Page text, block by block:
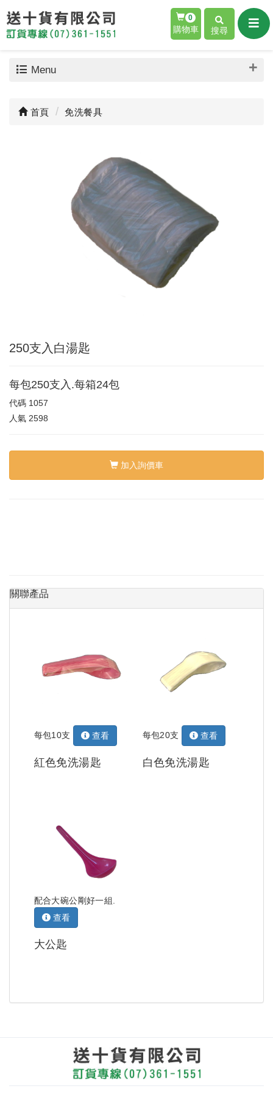
0
購物車 搜尋
Menu
首頁 免洗餐具
250支入白湯匙
每包250支入.每箱24包
代碼 1057
人氣 2598
加入詢價車
關聯產品
每包10支 查看
紅色免洗湯匙
每包20支 查看
白色免洗湯匙
配合大碗公剛好一組.
查看
大公匙